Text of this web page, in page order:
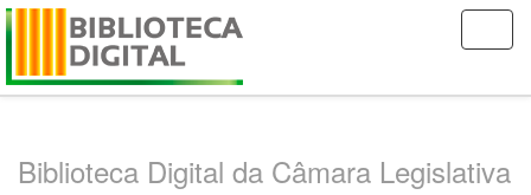
Skip
Biblioteca Digital da Câmara Legislativa